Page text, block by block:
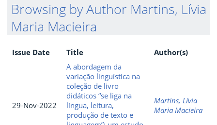
Browsing by Author Martins, Lívia
Maria Macieira
Issue Date Title Author(s)
29-Nov-2022
A abordagem da
variação linguística na
coleção de livro
didáticos “se liga na
língua, leitura,
produção de texto e
Martins, Lívia
Maria Macieira